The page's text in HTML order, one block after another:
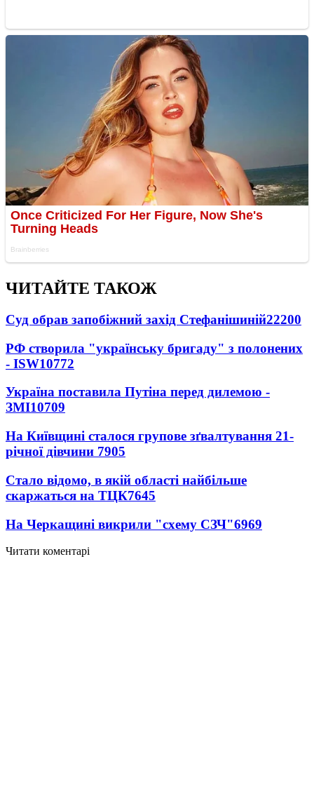
ЧИТАЙТЕ ТАКОЖ
Суд обрав запобіжний захід Стефанішиній22200
РФ створила "українську бригаду" з полонених
- ISW10772
Україна поставила Путіна перед дилемою -
ЗМІ10709
На Київщині сталося групове зґвалтування 21-
річної дівчини 7905
Стало відомо, в якій області найбільше
скаржаться на ТЦК7645
На Черкащині викрили "схему СЗЧ"6969
Читати коментарі